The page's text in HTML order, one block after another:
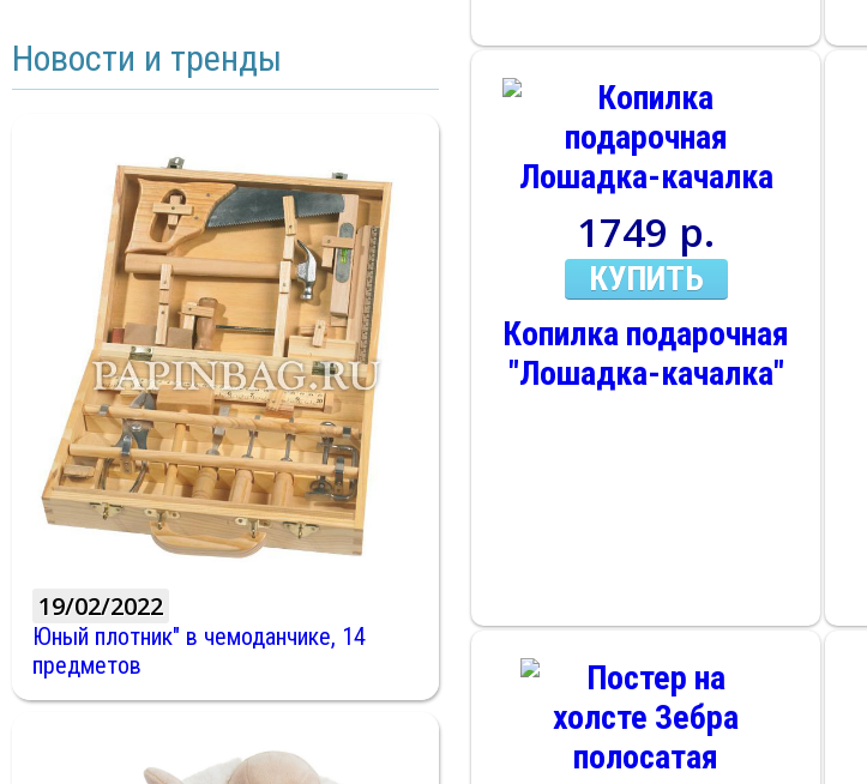
Новости и тренды
19/02/2022
Юный плотник" в чемоданчике, 14
предметов
1749 р.
КУПИТЬ
Копилка подарочная
"Лошадка-качалка"